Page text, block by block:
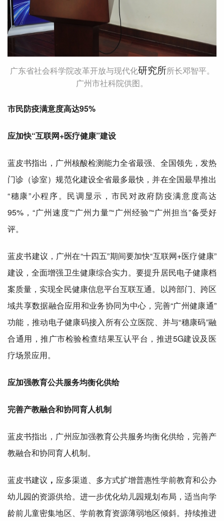
广东省社会科学院改革开放与现代化研究所所长邓智平。
广州市社科院供图。
市民防疫满意度高达95%
应加快“互联网+医疗健康”建设
蓝皮书指出，广州核酸检测能力全省最强、 全国领先，发热
门诊（诊室）规范化建设全省最多最快，并在全国最早推出
“穗康”小程序。民调显示，市民对政府防疫满意度高达
95%，“广州速度”“广州力量”“广州经验”“广州担当”备受好
评。
蓝皮书建议，广州在“十四五”期间要加快“互联网+医疗健康”
建设，全面增强卫生健康综合实力。要提升居民电子健康档
案质量，实现全民健康信息平台互联互通。以跨部门、跨区
域共享数据融合应用和业务协同为中心，完善“广州健康通”
功能，推动电子健康码接入所有公立医院、并与“穗康码”融
合通用，推广市检验检查结果互认平台，推进5G建设及医
疗场景应用。
应加强教育公共服务均衡化供给
完善产教融合和协同育人机制
蓝皮书指出，广州应加强教育公共服务均衡化供给，完善产
教融合和协同育人机制。
蓝皮书建议 ， 应多渠道、多方式扩增普惠性学前教育和公办
幼儿园的资源供给。进一步优化幼儿园规划布局，适当向学
龄前儿童密集地区、学前教育资源薄弱地区倾斜。持续推进